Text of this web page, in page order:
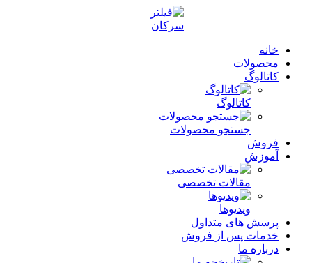
خانه
محصولات
کاتالوگ
کاتالوگ
جستجو محصولات
فروش
آموزش
مقالات تخصصی
ویدیوها
پرسش های متداول
خدمات پس از فروش
درباره ما